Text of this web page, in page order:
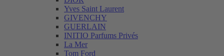
Yves Saint Laurent
GIVENCHY
GUERLAIN
INITIO Parfums Privés
La Mer
Tom Ford